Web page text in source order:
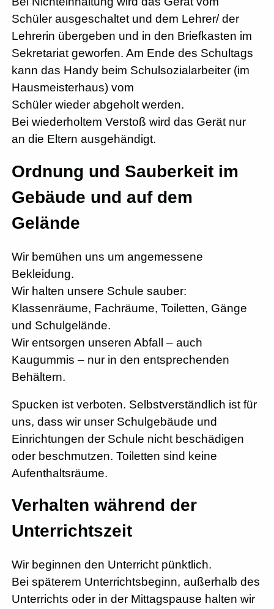
Schüler ausgeschaltet und dem Lehrer/ der
Lehrerin übergeben und in den Briefkasten im
Sekretariat geworfen. Am Ende des Schultags
kann das Handy beim Schulsozialarbeiter (im
Hausmeisterhaus) vom
Schüler wieder abgeholt werden.
Bei wiederholtem Verstoß wird das Gerät nur
an die Eltern ausgehändigt.
Ordnung und Sauberkeit im
Gebäude und auf dem
Gelände
Wir bemühen uns um angemessene
Bekleidung.
Wir halten unsere Schule sauber:
Klassenräume, Fachräume, Toiletten, Gänge
und Schulgelände.
Wir entsorgen unseren Abfall – auch
Kaugummis – nur in den entsprechenden
Behältern.
Spucken ist verboten. Selbstverständlich ist für
uns, dass wir unser Schulgebäude und
Einrichtungen der Schule nicht beschädigen
oder beschmutzen. Toiletten sind keine
Aufenthaltsräume.
Verhalten während der
Unterrichtszeit
Wir beginnen den Unterricht pünktlich.
Bei späterem Unterrichtsbeginn, außerhalb des
Unterrichts oder in der Mittagspause halten wir